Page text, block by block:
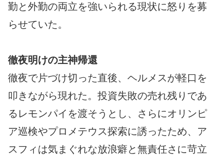
勤と外勤の両立を強いられる現状に怒りを募
らせていた。
徹夜明けの主神帰還
徹夜で片づけ切った直後、ヘルメスが軽口を
叩きながら現れた。投資失敗の売れ残りであ
るレモンパイを渡そうとし、さらにオリンピ
ア巡検やプロメテウス探索に誘ったため、ア
スフィは気まぐれな放浪癖と無責任さに苛立